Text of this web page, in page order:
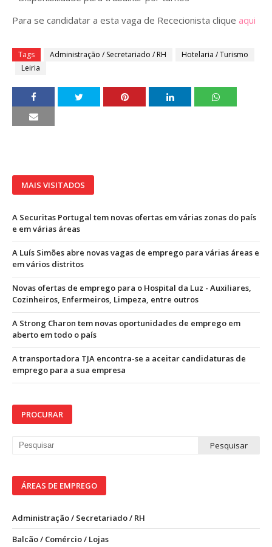
Para se candidatar a esta vaga de Rececionista clique aqui
Tags Administração / Secretariado / RH
Hotelaria / Turismo
Leiria
MAIS VISITADOS
A Securitas Portugal tem novas ofertas em várias zonas do país
e em várias áreas
A Luís Simões abre novas vagas de emprego para várias áreas e
em vários distritos
Novas ofertas de emprego para o Hospital da Luz - Auxiliares,
Cozinheiros, Enfermeiros, Limpeza, entre outros
A Strong Charon tem novas oportunidades de emprego em
aberto em todo o país
A transportadora TJA encontra-se a aceitar candidaturas de
emprego para a sua empresa
PROCURAR
ÁREAS DE EMPREGO
Administração / Secretariado / RH
Balcão / Comércio / Lojas